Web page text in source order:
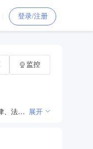
登录/注册
法律、法规、国务院决定规定禁止的不得经营；法律、法规、国务院决定规定应当许可（审批）的，经审批机关批准后凭许可（审批）文件经营;法律、法规、国务院决定规定无需许可（审批）的，市场主体自主选择经营。（环保工程设计与安装，工业辐射防护及医用工程，医用射线防护装置、医疗场所射线防护装饰工程设计及施工；销售：环保机械、环保建材、建筑机械、建筑装饰材料、Ⅰ类医疗器械、医用射线防护用品（以上经营项目中涉及行政许可的，凭许可证经营）※※） 展开
监控